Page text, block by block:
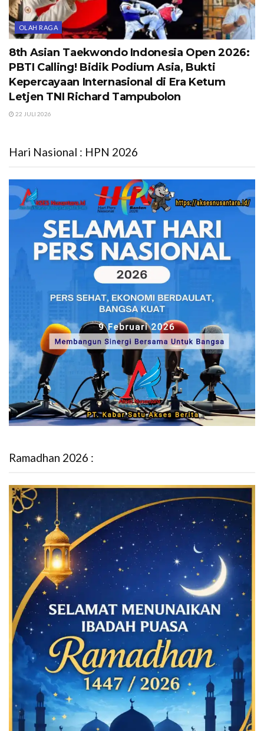
OLAH RAGA
8th Asian Taekwondo Indonesia Open 2026:
PBTI Calling! Bidik Podium Asia, Bukti
Kepercayaan Internasional di Era Ketum
Letjen TNI Richard Tampubolon
22 JULI 2026
Hari Nasional : HPN 2026
Ramadhan 2026 :